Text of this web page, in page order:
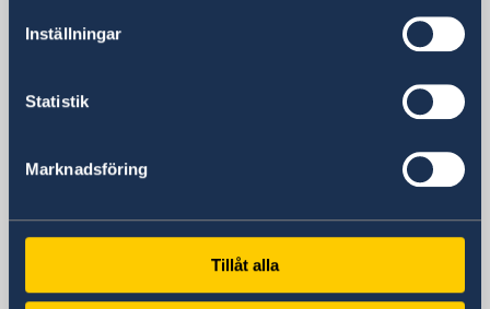
Inställningar
Statistik
Marknadsföring
Tillåt alla
Skopje
Embassy
8ma Udarna Brigada No.2
Postal address
Embassy of Sweden
8ma Udarna Brigada No.2